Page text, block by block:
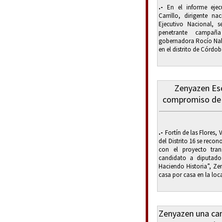
.- En el informe
Carrillo, dirigente
Ejecutivo Nacional,
penetrante
gobernadora Rocío
en el distrito de
Zenyazen
compromiso
.- Fortín de las Flores,
del Distrito 16 se
con el proyecto
candidato a
Haciendo Historia”,
casa por casa en la
Zenyazen una